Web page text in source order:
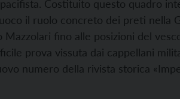
Costituito questo quadro
il ruolo concreto dei preti nella
fino alle posizioni del
prova vissuta dai cappellani
numero della rivista storica